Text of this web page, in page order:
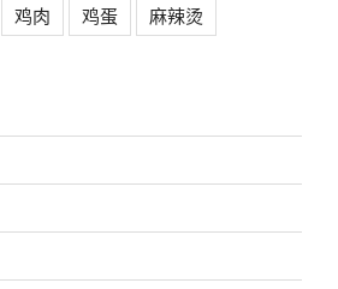
鸡肉 鸡蛋 麻辣烫